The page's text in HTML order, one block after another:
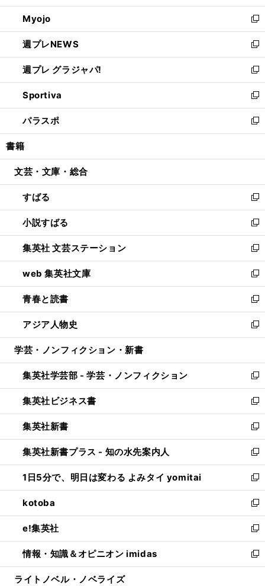
開
く
ウ
で
開
く
ン
ド
ウ
で
開
く
ウ
ィ
ン
ド
ウ
で
開
く
Myojo
新
し
い
ウ
ィ
ン
ド
ウ
で
開
週プレNEWS
新
し
い
ウ
ィ
ン
ド
ウ
開
週プレ グラジャパ!
新
し
い
ウ
ィ
ン
ウ
開
く
Sportiva
新
し
い
ウ
ン
ウ
で
開
く
パラスポ
新
し
ウ
ン
ド
ウ
で
開
く
書籍
文芸・文庫・総合
すばる
新
し
い
ウ
ィ
ン
ド
ウ
で
開
く
小説すばる
新
し
い
ウ
ィ
ン
ド
ウ
で
開
集英社 文芸ステーション
新
し
い
ウ
ィ
ン
ド
ウ
開
く
web 集英社文庫
新
し
い
ウ
ィ
ン
ウ
で
開
く
青春と読書
新
し
い
ウ
ン
ド
ウ
で
開
く
アジア人物史
新
し
ウ
ィ
ン
ド
ウ
で
開
く
学芸・ノンフィクション・新書
集英社学芸部 - 学芸・ノンフィクション
新
し
い
ウ
ィ
ン
ド
ウ
で
開
く
集英社ビジネス書
新
し
い
ウ
ィ
ン
ド
ウ
で
開
く
集英社新書
新
し
い
ウ
ィ
ン
ド
ウ
で
開
く
集英社新書プラス - 知の水先案内人
新
し
い
ウ
ィ
ン
ド
ウ
で
開
1日5分で、明日は変わる よみタイ yomitai
新
し
い
ウ
ィ
ン
ド
ウ
kotoba
新
し
い
ウ
ィ
ン
e!集英社
新
し
い
ウ
情報・知識＆オピニオン imidas
新
し
ライトノベル・ノベライズ